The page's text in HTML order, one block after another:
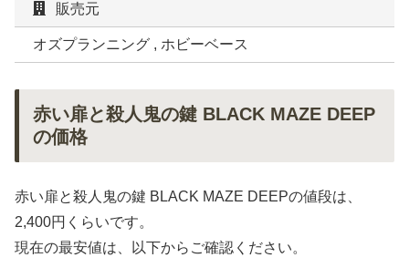
販売元
オズプランニング , ホビーベース
赤い扉と殺人鬼の鍵 BLACK MAZE DEEP
の価格
赤い扉と殺人鬼の鍵 BLACK MAZE DEEPの値段は、
2,400円くらいです。
現在の最安値は、以下からご確認ください。